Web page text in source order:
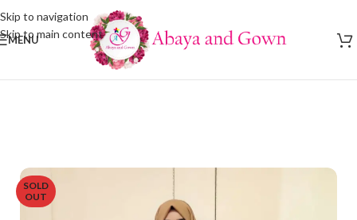
Skip to navigation
Skip to main content
MENU
SOLD
OUT